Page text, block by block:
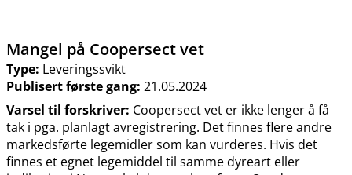
Mangel på Coopersect vet
Type: Leveringssvikt
Publisert første gang: 21.05.2024
Varsel til forskriver: Coopersect vet er ikke lenger å få
tak i pga. planlagt avregistrering. Det finnes flere andre
markedsførte legemidler som kan vurderes. Hvis det
finnes et egnet legemiddel til samme dyreart eller